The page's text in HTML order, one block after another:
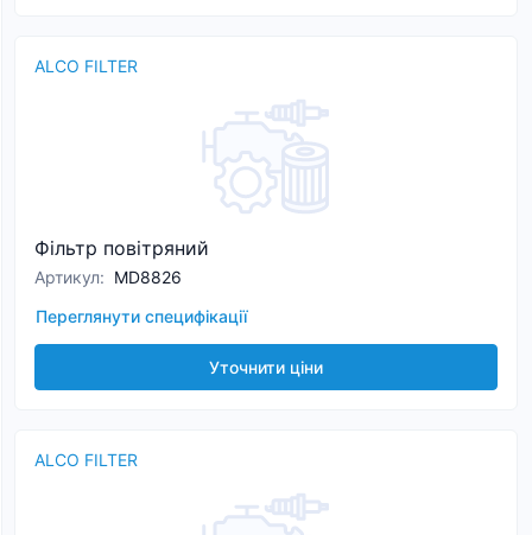
ALCO FILTER
Фільтр повітряний
Артикул: MD8826
Переглянути специфікації
Уточнити ціни
ALCO FILTER